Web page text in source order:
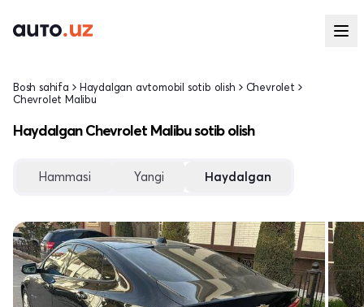
Bosh sahifa Haydalgan avtomobil sotib olish
Chevrolet
Chevrolet Malibu
Haydalgan Chevrolet Malibu sotib olish
Hammasi Yangi Haydalgan